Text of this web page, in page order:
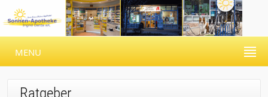
MENU
Ratgeber